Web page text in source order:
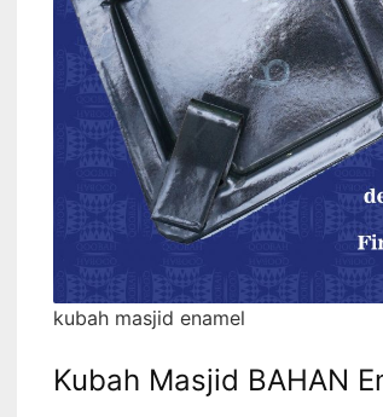
kubah masjid enamel
Kubah Masjid BAHAN